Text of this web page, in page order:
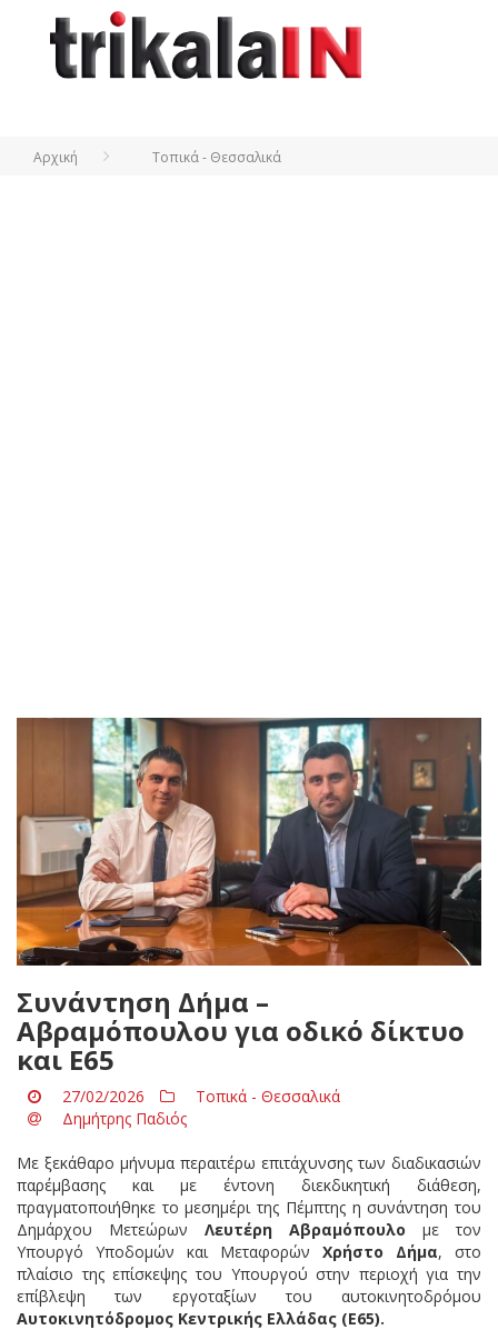
Αρχική Τοπικά - Θεσσαλικά
Συνάντηση Δήμα –
Αβραμόπουλου για οδικό δίκτυο
και Ε65
27/02/2026
Τοπικά - Θεσσαλικά
Δημήτρης Παδιός
Με ξεκάθαρο μήνυμα περαιτέρω επιτάχυνσης των διαδικασιών
παρέμβασης και με έντονη διεκδικητική διάθεση,
πραγματοποιήθηκε το μεσημέρι της Πέμπτης η συνάντηση του
Δημάρχου Μετεώρων Λευτέρη Αβραμόπουλο με τον
Υπουργό Υποδομών και Μεταφορών Χρήστο Δήμα, στο
πλαίσιο της επίσκεψης του Υπουργού στην περιοχή για την
επίβλεψη των εργοταξίων του αυτοκινητοδρόμου
Αυτοκινητόδρομος Κεντρικής Ελλάδας (Ε65).